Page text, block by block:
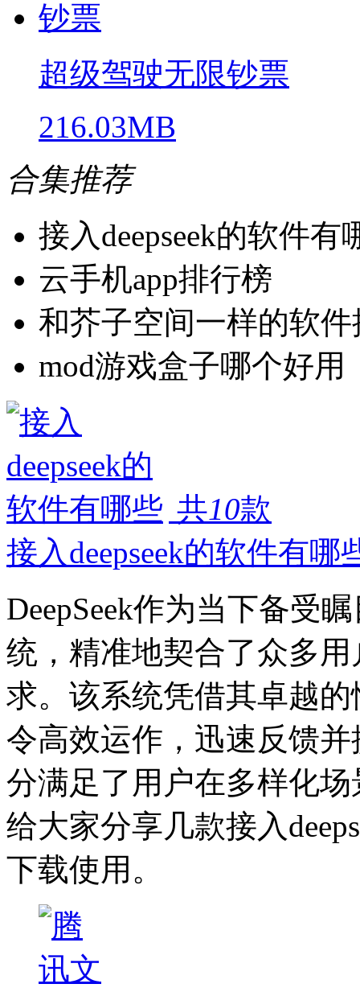
超级驾驶无限钞票
216.03MB
合集推荐
接入deepseek的软件有
云手机app排行榜
和芥子空间一样的软件
mod游戏盒子哪个好用
共10款
接入deepseek的软件有哪
DeepSeek作为当下备受
统，精准地契合了众多
求。该系统凭借其卓越
令高效运作，迅速反馈
分满足了用户在多样化
给大家分享几款接入
下载使用。